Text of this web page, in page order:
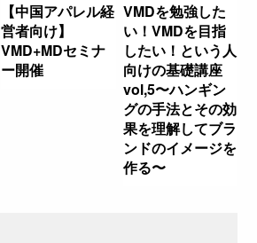
【中国アパレル経
営者向け】
VMD+MDセミナ
ー開催
VMDを勉強した
い！VMDを目指
したい！という人
向けの基礎講座
vol,5〜ハンギン
グの手法とその効
果を理解してブラ
ンドのイメージを
作る〜